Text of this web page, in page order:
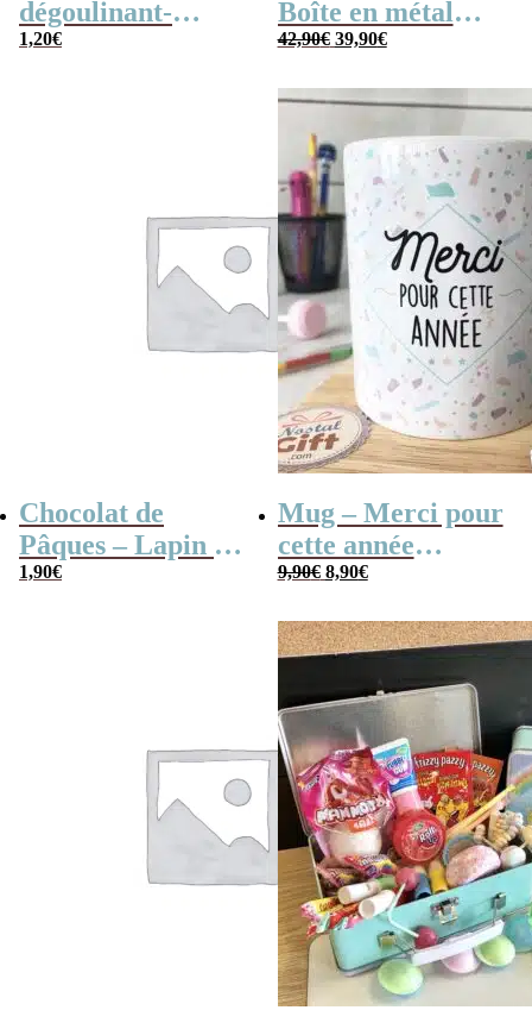
dégoulinant-
Bonbons
1,20€
Boîte en métal
cassette –
années 80 – grand
coffret chocolat
original
42,90€ Le
prix
42,90€.
39,90€Le
prix
39,90€.
Chocolat de
Pâques – Lapin en
chocolat au lait
1,90€
Mug – Merci pour
cette année
(Collection
9,90€ Le
prix
9,90€.
8,90€Le
prix
8,90€.